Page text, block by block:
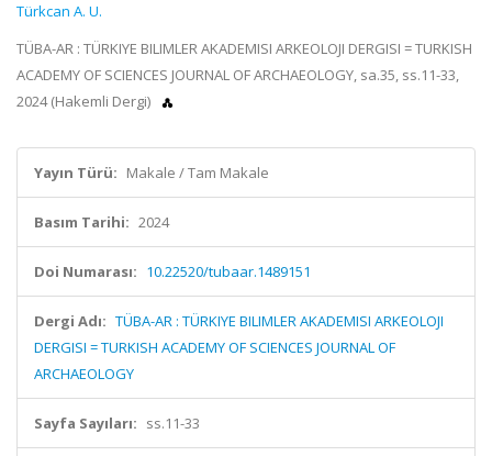
Türkcan A. U.
TÜBA-AR : TÜRKIYE BILIMLER AKADEMISI ARKEOLOJI DERGISI = TURKISH
ACADEMY OF SCIENCES JOURNAL OF ARCHAEOLOGY, sa.35, ss.11-33,
2024 (Hakemli Dergi)
Yayın Türü: Makale / Tam Makale
Basım Tarihi: 2024
Doi Numarası: 10.22520/tubaar.1489151
Dergi Adı: TÜBA-AR : TÜRKIYE BILIMLER AKADEMISI ARKEOLOJI
DERGISI = TURKISH ACADEMY OF SCIENCES JOURNAL OF
ARCHAEOLOGY
Sayfa Sayıları: ss.11-33